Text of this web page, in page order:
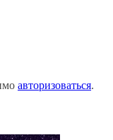
авторизоваться.